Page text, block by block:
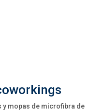
y mopas de microfibra de